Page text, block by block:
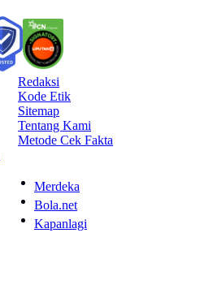
Redaksi
Kode Etik
Sitemap
Tentang Kami
Metode Cek Fakta
Merdeka
Bola.net
Kapanlagi